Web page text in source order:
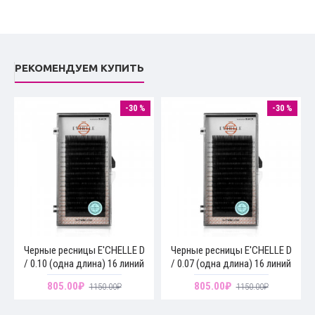
РЕКОМЕНДУЕМ КУПИТЬ
-30 %
Черные ресницы E'CHELLE D
/ 0.10 (одна длина) 16 линий
805.00₽ 1150.00₽
-30 %
Черные ресницы E'CHELLE D
/ 0.07 (одна длина) 16 линий
805.00₽ 1150.00₽